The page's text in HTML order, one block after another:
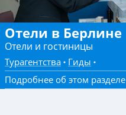
Отели в Берлине
Отели и гостиницы
Турагентства
Гиды
Подробнее об этом разделе